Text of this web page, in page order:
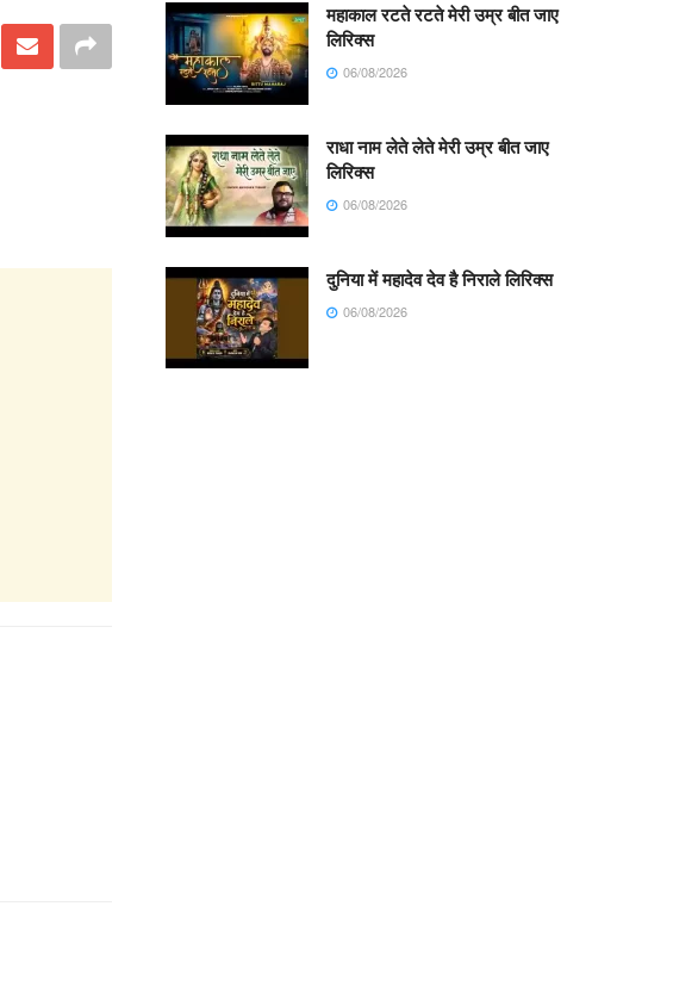
महाकाल रटते रटते मेरी उम्र बीत जाए
लिरिक्स
06/08/2026
राधा नाम लेते लेते मेरी उम्र बीत जाए
लिरिक्स
06/08/2026
दुनिया में महादेव देव है निराले लिरिक्स
06/08/2026